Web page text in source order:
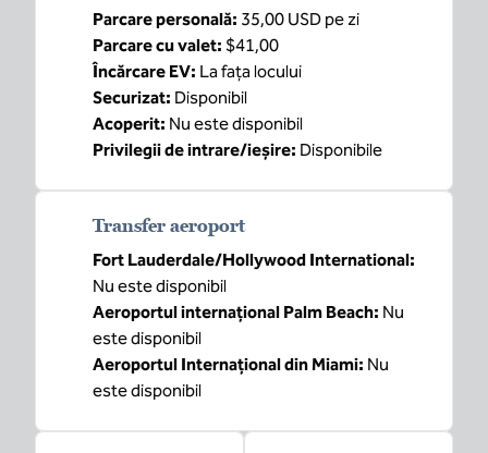
Parcare personală: 35,00 USD pe zi
Parcare cu valet: $41,00
Încărcare EV: La fața locului
Securizat: Disponibil
Acoperit: Nu este disponibil
Privilegii de intrare/ieșire: Disponibile
Transfer aeroport
Fort Lauderdale/Hollywood International:
Nu este disponibil
Aeroportul internațional Palm Beach: Nu
este disponibil
Aeroportul Internațional din Miami: Nu
este disponibil